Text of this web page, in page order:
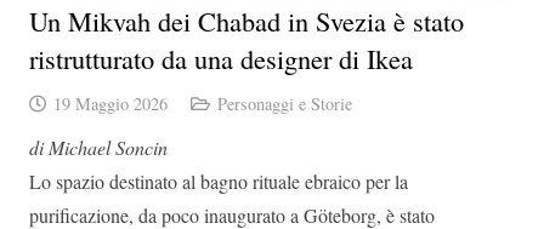
Un Mikvah dei Chabad in Svezia è stato
ristrutturato da una designer di Ikea
19 Maggio 2026 Personaggi e Storie
di Michael Soncin
Lo spazio destinato al bagno rituale ebraico per la
purificazione, da poco inaugurato a Göteborg, è stato